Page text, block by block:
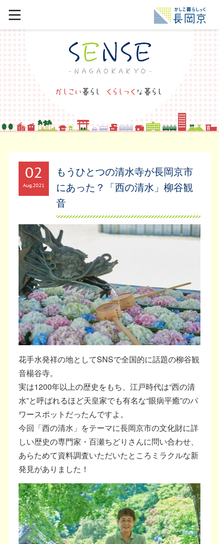
02
Aug2021
もうひとつの清水寺が長岡京市
にあった？「西の清水」柳谷観
音
花手水発祥の地としてSNSで全国的に話題の柳谷観
音楊谷寺。
実は1200年以上の歴史をもち、江戸時代は“西の清
水”と呼ばれるほど天皇家でも有名な“眼病平癒”のパ
ワースポットだったんですよ。
今回「西の清水」をテーマに長岡京市の文化財に詳
しい歴史の専門家・百瀬ちどりさんに問い合わせ、
あらためて資料調査いただいたところミラクルな新
発見がありました！